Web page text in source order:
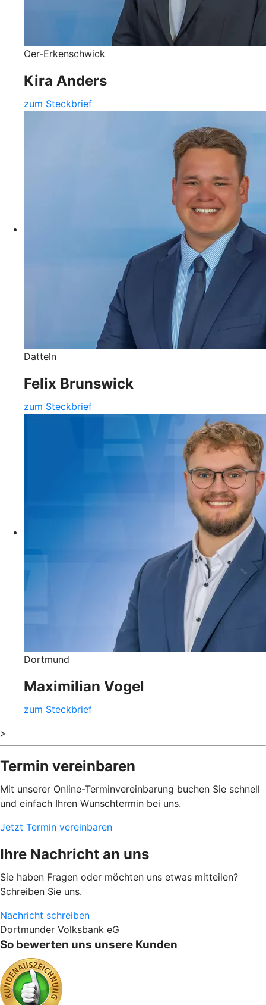
Oer-Erkenschwick
Kira Anders
zum Steckbrief
Datteln
Felix Brunswick
zum Steckbrief
Dortmund
Maximilian Vogel
zum Steckbrief
>
Termin vereinbaren
Mit unserer Online-Terminvereinbarung buchen Sie schnell
und einfach Ihren Wunschtermin bei uns.
Jetzt Termin vereinbaren
Ihre Nachricht an uns
Sie haben Fragen oder möchten uns etwas mitteilen?
Schreiben Sie uns.
Nachricht schreiben
Dortmunder Volksbank eG
So bewerten uns unsere Kunden